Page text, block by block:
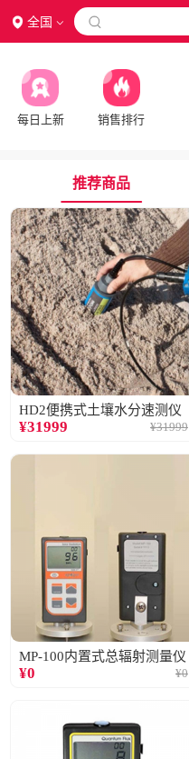
全国 
每日上新 销售排行
推荐商品
HD2便携式土壤水分速测仪
¥31999 ¥31999
MP-100内置式总辐射测量仪
¥0 ¥0